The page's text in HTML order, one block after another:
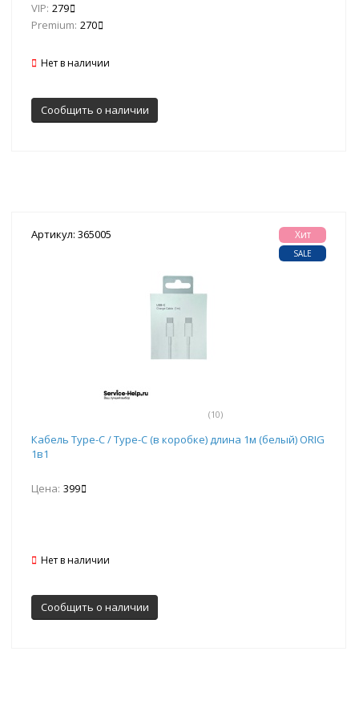
VIP: 279
Premium: 270
Нет в наличии
Сообщить о наличии
Артикул: 365005
(10)
Хит
SALE
Кабель Type-C / Type-C (в коробке) длина 1м (белый) ORIG
1в1
Цена: 399
Нет в наличии
Сообщить о наличии